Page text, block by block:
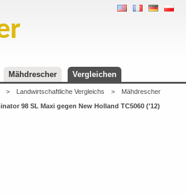
Mähdrescher Vergleichen
> Landwirtschaftliche Vergleichs >
Mähdrescher
98 SL Maxi gegen New Holland TC5060 ('12)